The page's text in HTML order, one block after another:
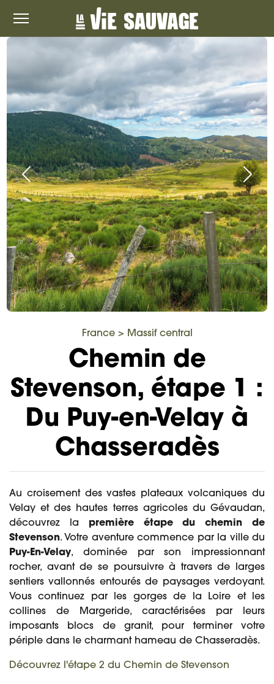
France> Massif central
Chemin de
Stevenson, étape 1 :
Du Puy-en-Velay à
Chasseradès
Au croisement des vastes plateaux volcaniques du
Velay et des hautes terres agricoles du Gévaudan,
découvrez la première étape du chemin de
Stevenson. Votre aventure commence par la ville du
Puy-En-Velay, dominée par son impressionnant
rocher, avant de se poursuivre à travers de larges
sentiers vallonnés entourés de paysages verdoyant.
Vous continuez par les gorges de la Loire et les
collines de Margeride, caractérisées par leurs
imposants blocs de granit, pour terminer votre
périple dans le charmant hameau de Chasseradès.
Découvrez l'étape 2 du Chemin de Stevenson